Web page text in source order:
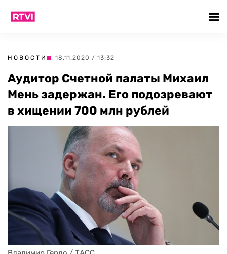
НОВОСТИ | 18.11.2020 / 13:32
Аудитор Счетной палаты Михаил
Мень задержан. Его подозревают
в хищении 700 млн рублей